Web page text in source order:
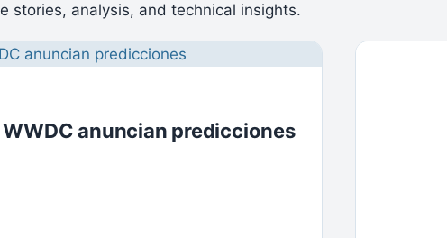
stories, analysis, and technical insights.
WWDC anuncian predicciones